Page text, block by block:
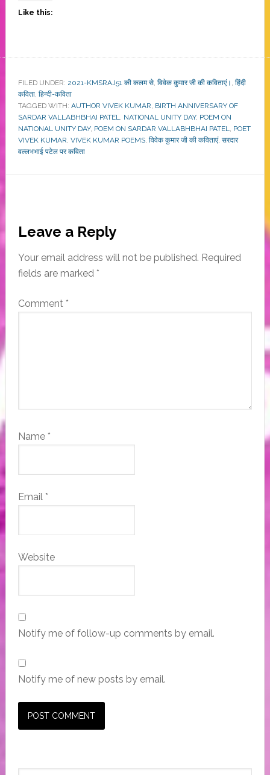
Like this:
FILED UNDER: 2021-KMSRAJ51 की कलम से, विवेक कुमार जी की कविताएं। , हिंदी
कविता, हिन्दी-कविता
TAGGED WITH: AUTHOR VIVEK KUMAR, BIRTH ANNIVERSARY OF
SARDAR VALLABHBHAI PATEL, NATIONAL UNITY DAY, POEM ON
NATIONAL UNITY DAY, POEM ON SARDAR VALLABHBHAI PATEL, POET
VIVEK KUMAR, VIVEK KUMAR POEMS, विवेक कुमार जी की कविताएं, सरदार
वल्लभभाई पटेल पर कविता
Reader
Interactions
Leave a Reply
Your email address will not be published. Required
fields are marked *
Comment *
Name *
Email *
Website
Notify me of follow-up comments by email.
Notify me of new posts by email.
Primary